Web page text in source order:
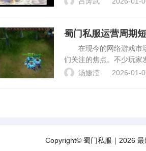
蜀门私服运营周期
在现今的网络游戏市场
们关注的焦点。不少玩家
这一现象背后涉及了多方
汤婕滢 2026-01-
Copyright© 蜀门私服｜2026